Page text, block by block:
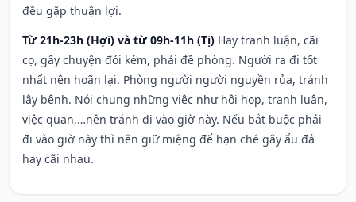
đều gặp thuận lợi.
Từ 21h-23h (Hợi) và từ 09h-11h (Tị) Hay tranh luận, cãi
cọ, gây chuyện đói kém, phải đề phòng. Người ra đi tốt
nhất nên hoãn lại. Phòng người người nguyền rủa, tránh
lây bệnh. Nói chung những việc như hội họp, tranh luận,
việc quan,…nên tránh đi vào giờ này. Nếu bắt buộc phải
đi vào giờ này thì nên giữ miệng để hạn ché gây ẩu đả
hay cãi nhau.